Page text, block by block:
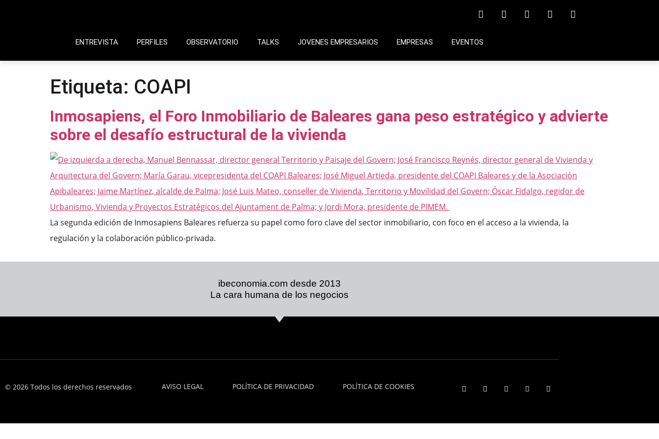
ENTREVISTA PERFILES OBSERVATORIO TALKS JOVENES EMPRESARIOS EMPRESAS EVENTOS
Etiqueta: COAPI
Inmosapiens, el Foro Inmobiliario de Baleares gana peso estratégico y advierte
sobre el desafío estructural de la vivienda
La segunda edición de Inmosapiens Baleares refuerza su papel como foro clave del sector inmobiliario, con foco en el acceso a la vivienda, la
regulación y la colaboración público-privada.
ibeconomia.com desde 2013
La cara humana de los negocios
© 2026 Todos los derechos reservados AVISO LEGAL POLÍTICA DE PRIVACIDAD POLÍTICA DE COOKIES